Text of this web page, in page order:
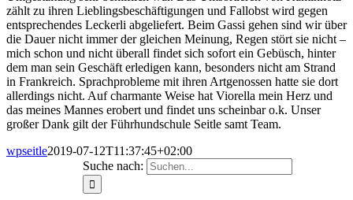
zählt zu ihren Lieblingsbeschäftigungen und Fallobst wird gegen
entsprechendes Leckerli abgeliefert. Beim Gassi gehen sind wir über
die Dauer nicht immer der gleichen Meinung, Regen stört sie nicht –
mich schon und nicht überall findet sich sofort ein Gebüsch, hinter
dem man sein Geschäft erledigen kann, besonders nicht am Strand
in Frankreich. Sprachprobleme mit ihren Artgenossen hatte sie dort
allerdings nicht. Auf charmante Weise hat Viorella mein Herz und
das meines Mannes erobert und findet uns scheinbar o.k. Unser
großer Dank gilt der Führhundschule Seitle samt Team.
wpseitle2019-07-12T11:37:45+02:00
Suche nach: